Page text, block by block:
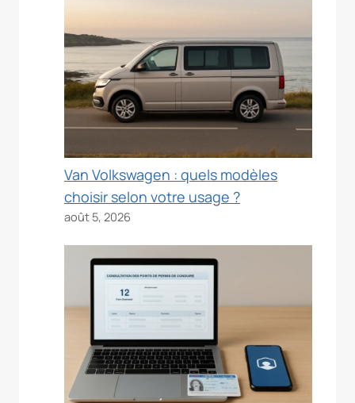
Van Volkswagen : quels modèles
choisir selon votre usage ?
août 5, 2026